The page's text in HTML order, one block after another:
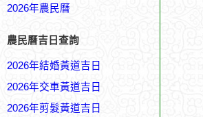
2026年農民曆
農民曆吉日查詢
2026年結婚黃道吉日
2026年交車黃道吉日
2026年剪髮黃道吉日